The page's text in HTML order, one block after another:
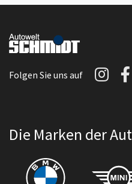
Folgen Sie uns auf
Die Marken der